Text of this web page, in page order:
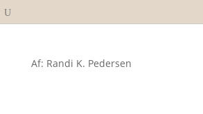
Af: Randi K. Pedersen